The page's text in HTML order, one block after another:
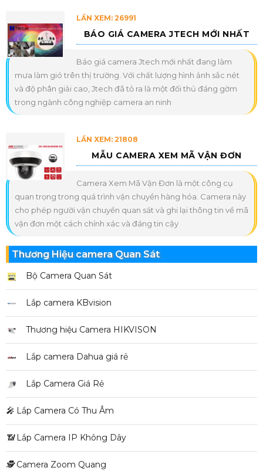
LẦN XEM: 26991
BÁO GIÁ CAMERA JTECH MỚI NHẤT
Báo giá camera Jtech mới nhất đang làm
mưa làm gió trên thị trường. Với chất lượng hình ảnh sắc nét
và độ phân giải cao, Jtech đã tỏ ra là một đối thủ đáng gờm
trong ngành công nghiệp camera an ninh
LẦN XEM: 21808
MẪU CAMERA XEM MÃ VẬN ĐƠN
Camera Xem Mã Vận Đơn là một công cụ
quan trọng trong quá trình vận chuyển hàng hóa. Camera này
cho phép người vận chuyển quan sát và ghi lại thông tin về mã
vận đơn một cách chính xác và đáng tin cậy
Thương Hiệu camera Quan Sát
Bộ Camera Quan Sát
Lắp camera KBvision
Thương hiệu Camera HIKVISON
Lắp camera Dahua giá rẻ
Lắp Camera Giá Rẻ
️🎤️ Lắp Camera Có Thu Âm
📶 Lắp Camera IP Không Dây
🕵️Camera Zoom Quang